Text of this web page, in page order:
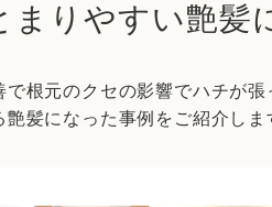
りやすい艶髪
根元のクセの影響でハチが
髪になった事例をご紹介しま